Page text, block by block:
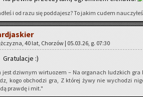
i od razu się pod­da­jesz? To jakim cudem
40 lat, Cho­rzów | 05.03.26, g. 07:30
Gra­tu­la­cje :)
jest dziw­nym wir­tu­ozem – Na or­ga­nach ludz­kich
kogo ob­cho­dzi gra, Z któ­rej żywy nie wy­cho­dzi
praw­dę i mit."